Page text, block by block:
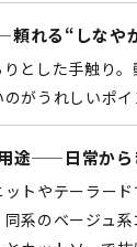
れる“しなや
とした手触り
がうれしいポ
途——日常から
トやテーラード
同系のベージュ